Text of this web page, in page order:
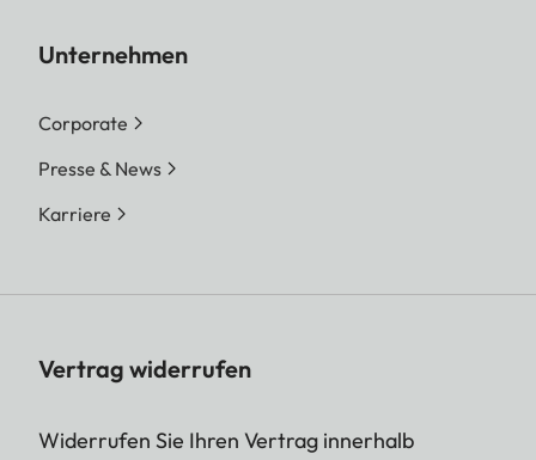
Unternehmen
Corporate
Presse & News
Karriere
Vertrag widerrufen
Widerrufen Sie Ihren Vertrag innerhalb